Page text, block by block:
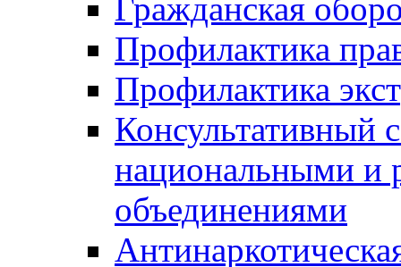
Гражданская
Профилактика
Профилактика
Консультативный
национальными и
объединениями